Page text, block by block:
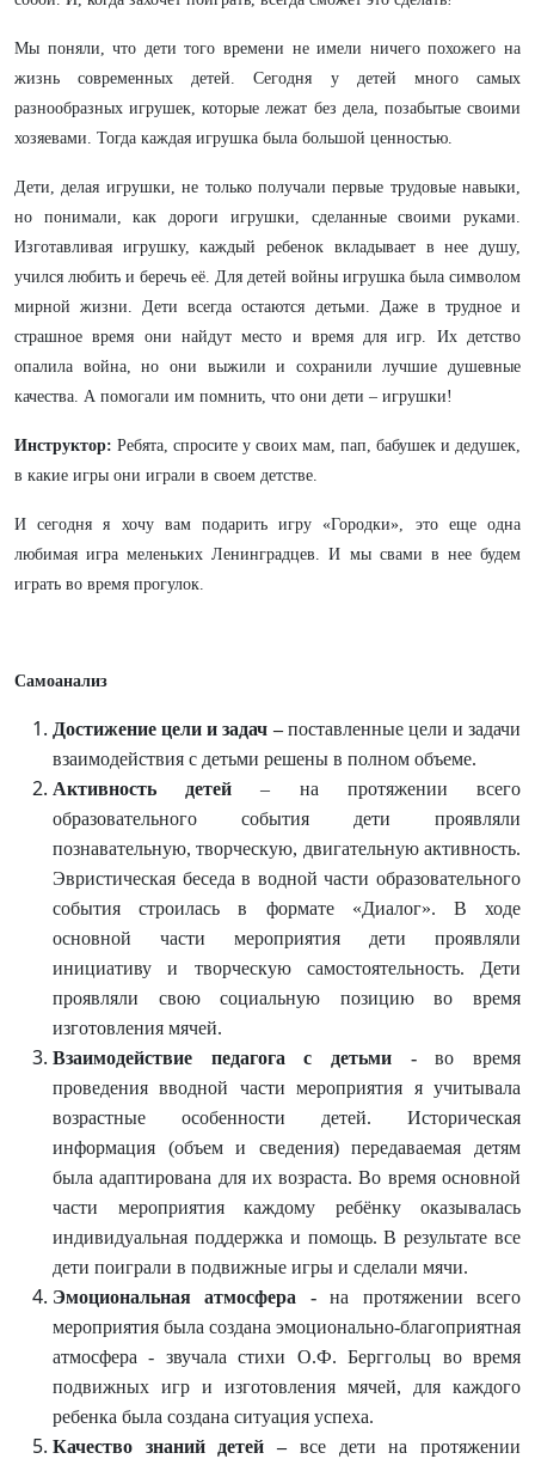
Мы поняли, что дети того времени не имели ничего похожего на
жизнь современных детей. Сегодня у детей много самых
разнообразных игрушек, которые лежат без дела, позабытые своими
хозяевами. Тогда каждая игрушка была большой ценностью.
Дети, делая игрушки, не только получали первые трудовые навыки,
но понимали, как дороги игрушки, сделанные своими руками.
Изготавливая игрушку, каждый ребенок вкладывает в нее душу,
учился любить и беречь её. Для детей войны игрушка была символом
мирной жизни. Дети всегда остаются детьми. Даже в трудное и
страшное время они найдут место и время для игр. Их детство
опалила война, но они выжили и сохранили лучшие душевные
качества. А помогали им помнить, что они дети – игрушки!
Инструктор: Ребята, спросите у своих мам, пап, бабушек и дедушек,
в какие игры они играли в своем детстве.
И сегодня я хочу вам подарить игру «Городки», это еще одна
любимая игра меленьких Ленинградцев. И мы свами в нее будем
играть во время прогулок.
Самоанализ
Достижение цели и задач–поставленные цели и задачи
взаимодействия с детьми решены в полном объеме.
Активность детей – на протяжении всего
образовательного события дети проявляли
познавательную, творческую, двигательную активность.
Эвристическая беседа в водной части образовательного
события строилась в формате «Диалог». В ходе
основной части мероприятия дети проявляли
инициативу и творческую самостоятельность. Дети
проявляли свою социальную позицию во время
изготовления мячей.
Взаимодействие педагога с детьми -во время
проведения вводной части мероприятия я учитывала
возрастные особенности детей. Историческая
информация (объем и сведения) передаваемая детям
была адаптирована для их возраста. Во время основной
части мероприятия каждому ребёнку оказывалась
индивидуальная поддержка и помощь. В результате все
дети поиграли в подвижные игры и сделали мячи.
Эмоциональная атмосфера -на протяжении всего
мероприятия была создана эмоционально-благоприятная
атмосфера - звучала стихи О.Ф. Берггольц во время
подвижных игр и изготовления мячей, для каждого
ребенка была создана ситуация успеха.
Качество знаний детей – все дети на протяжении